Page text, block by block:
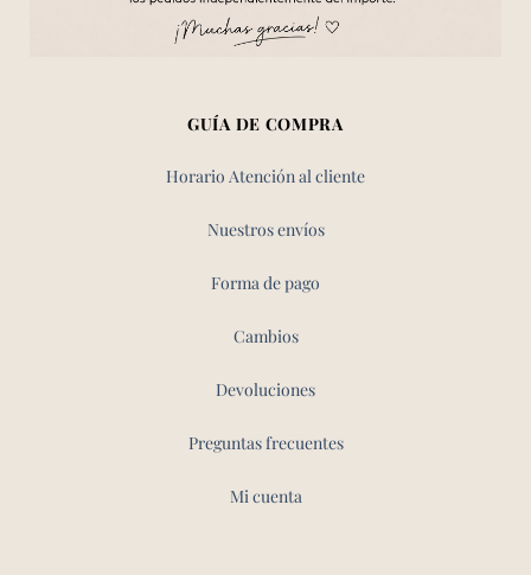
GUÍA DE COMPRA
Horario Atención al cliente
Nuestros envíos
Forma de pago
Cambios
Devoluciones
Preguntas frecuentes
Mi cuenta